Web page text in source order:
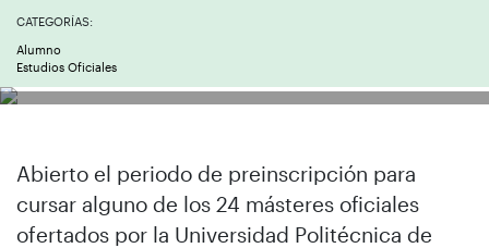
CATEGORÍAS:
Alumno
Estudios Oficiales
Abierto el periodo de preinscripción para
cursar alguno de los 24 másteres oficiales
ofertados por la Universidad Politécnica de